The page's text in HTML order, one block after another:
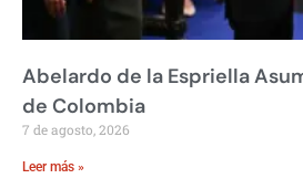
Abelardo de la Espriella
de Colombia
7 de agosto, 2026
Leer más »